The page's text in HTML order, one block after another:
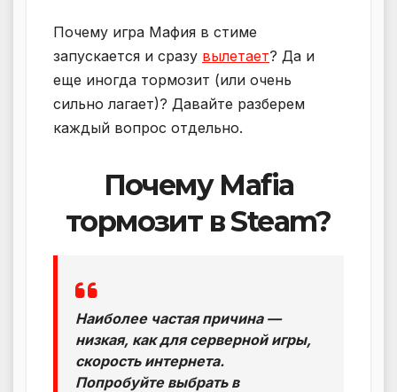
Почему игра Мафия в стиме
запускается и сразу вылетает? Да и
еще иногда тормозит (или очень
сильно лагает)? Давайте разберем
каждый вопрос отдельно.
Почему Mafia
тормозит в Steam?
Наиболее частая причина —
низкая, как для серверной игры,
скорость интернета.
Попробуйте выбрать в